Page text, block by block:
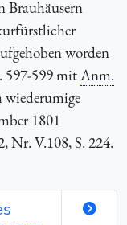
Brauhäusern
worden
597-599 mitAnm.
wiederumige
1801
Nr. V.108, S. 224.